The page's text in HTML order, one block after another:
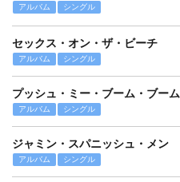
アルバム シングル
セックス・オン・ザ・ビーチ
アルバム シングル
プッシュ・ミー・ブーム・ブーム
アルバム シングル
ジャミン・スパニッシュ・メン
アルバム シングル